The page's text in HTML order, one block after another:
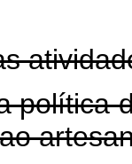
política